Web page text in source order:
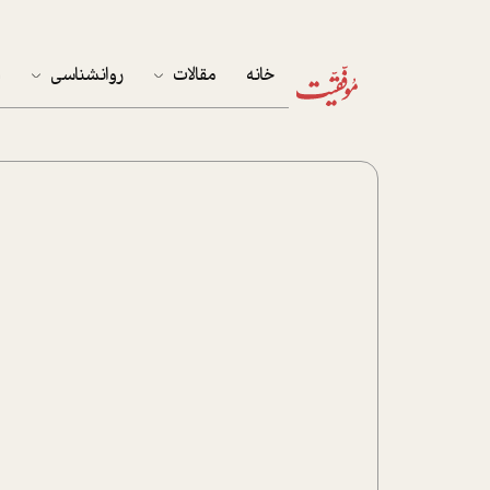
خانه مقالات روانشناسی